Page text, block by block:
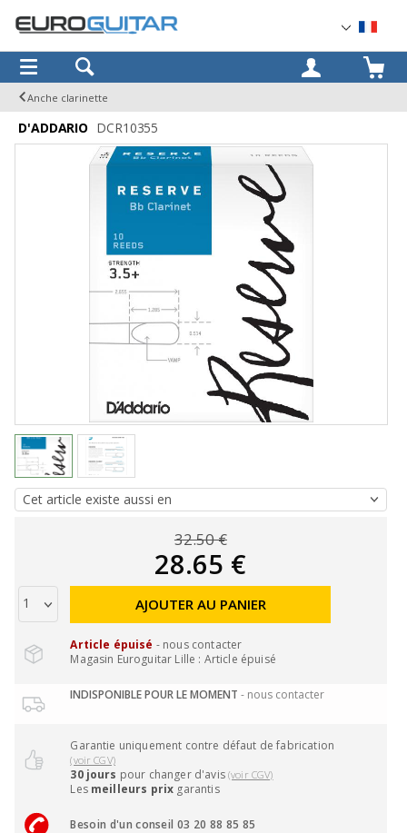
OK
Anche clarinette
D'ADDARIO DCR10355
32.50 €
28.65 €
AJOUTER AU PANIER
Article épuisé - nous contacter
Magasin Euroguitar Lille : Article épuisé
INDISPONIBLE POUR LE MOMENT - nous contacter
Garantie uniquement contre défaut de fabrication
(voir CGV)
30 jours pour changer d'avis(voir CGV)
Les meilleurs prix garantis
Besoin d'un conseil 03 20 88 85 85